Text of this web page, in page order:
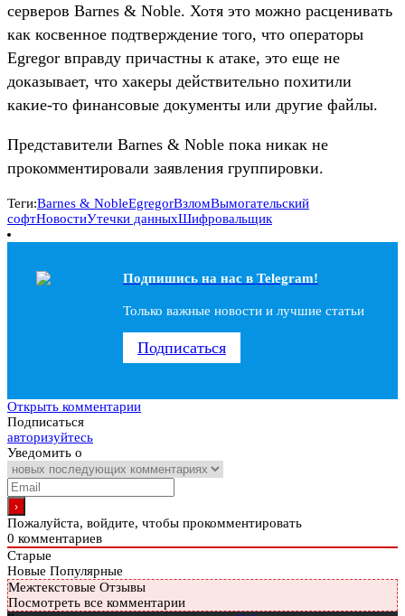
серверов Barnes & Noble. Хотя это можно расценивать
как косвенное подтверждение того, что операторы
Egregor вправду причастны к атаке, это еще не
доказывает, что хакеры действительно похитили
какие-то финансовые документы или другие файлы.
Представители Barnes & Noble пока никак не
прокомментировали заявления группировки.
Теги:Barnes & NobleEgregorВзломВымогательский
софтНовостиУтечки данныхШифровальщик
Подпишись на наc в Telegram!
Только важные новости и лучшие статьи
Подписаться
Открыть комментарии
Подписаться
авторизуйтесь
Уведомить о
Пожалуйста, войдите, чтобы прокомментировать
0 комментариев
Старые
Новые Популярные
Межтекстовые Отзывы
Посмотреть все комментарии